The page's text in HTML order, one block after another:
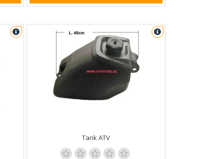
Tank ATV